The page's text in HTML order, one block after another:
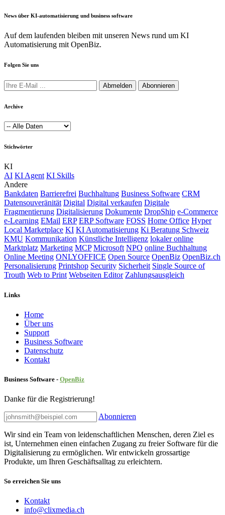
News über KI-automatisierung und business software
Auf dem laufenden bleiben mit unseren News rund um KI
Automatisierung mit OpenBiz.
Folgen Sie uns
Abmelden Abonnieren
Archive
Stichwörter
KI
AI KI Agent KI Skills
Andere
Bankdaten Barrierefrei Buchhaltung Business Software CRM
Datensouveränität Digital Digital verkaufen Digitale
Fragmentierung Digitalisierung Dokumente DropShip e-Commerce
e-Learning EMail ERP ERP Software FOSS Home Office Hyper
Local Marketplace KI KI Automatisierung Ki Beratung Schweiz
KMU Kommunikation Künstliche Intelligenz lokaler online
Marktplatz Marketing MCP Microsoft NPO online Buchhaltung
Online Meeting ONLYOFFICE Open Source OpenBiz OpenBiz.ch
Personalisierung Printshop Security Sicherheit Single Source of
Trouth Web to Print Webseiten Editor Zahlungsausgleich
Links
Home
Über uns
Sup​port
Business Software
Datenschutz
Kontakt
Business Software - OpenBiz
Danke für die Registrierung!
Abonnieren
Wir sind ein Team von leidenschaftlichen Menschen, deren Ziel es
ist, Unternehmen einen einfachen Zugang zu freier Software für die
Digitalisierung zu ermöglichen. Wir entwickeln grossartige
Produkte, um Ihren Geschäftsalltag zu erleichtern.
So erreichen Sie uns
Kontakt
info@clixmedia.ch